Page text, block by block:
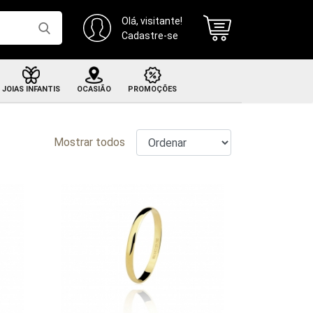
Olá, visitante!
Cadastre-se
de alianças em ouro 18k com brilhantes
até 10x sem juros + frete grátis
JOIAS INFANTIS
Recém nascido
OCASIÃO PROMOÇÕES
Mostrar todos